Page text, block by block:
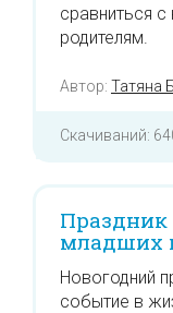
сравниться с
родителям.
Автор: Татяна
Скачиваний:
Праздник
младших
Новогодний
событие в